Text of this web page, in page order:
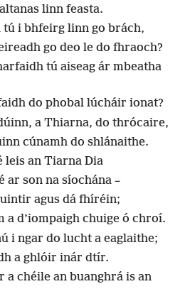
linn feasta.
tú i bhfeirg linn go brách,
go deo le do fhraoch?
tú aiseag ár mbeatha
do phobal lúcháir ionat?
a Thiarna, do thrócaire,
cúnamh do shlánaithe.
leis an Tiarna Dia
ar son na síochána –
agus dá fhíréin;
a d’iompaigh chuige ó chroí.
i ngar do lucht a eaglaithe;
a ghlóir inár dtír.
a chéile an buanghrá is an